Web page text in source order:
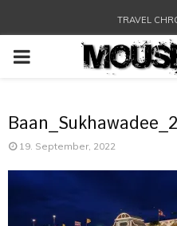
TRAVEL
PRIMARY
19. September, 2022